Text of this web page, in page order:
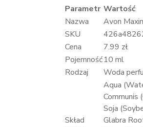
Parametr Wartość
Nazwa
Avon
SKU
Cena
7.99 zł
Pojemność10 ml
Rodzaj
Woda
Skład
Aqua
Communis
Soja
Glabra